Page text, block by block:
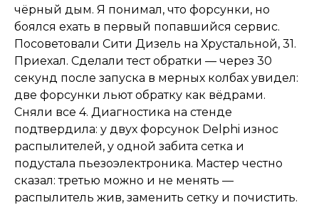
чёрный дым. Я понимал, что форсунки, но
боялся ехать в первый попавшийся сервис.
Посоветовали Сити Дизель на Хрустальной, 31.
Приехал. Сделали тест обратки — через 30
секунд после запуска в мерных колбах увидел:
две форсунки льют обратку как вёдрами.
Сняли все 4. Диагностика на стенде
подтвердила: у двух форсунок Delphi износ
распылителей, у одной забита сетка и
подустала пьезоэлектроника. Мастер честно
сказал: третью можно и не менять —
распылитель жив, заменить сетку и почистить.